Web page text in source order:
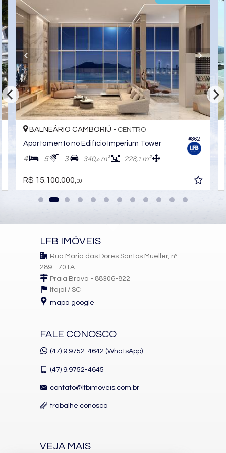
#862
BALNEÁRIO CAMBORIÚ - CENTRO
Apartamento no Edifício Imperium Tower
4 5 3 340,0m² 228, 1 m²
R$ 15.100.000,00
LFB IMÓVEIS
Rua Maria das Dores Santos Mueller, nº
289 - 701A
Praia Brava - 88306-822
Itajaí / SC
mapa google
FALE CONOSCO
(47) 9.9752-4642 (WhatsApp)
(47) 9.9752-4645
contato@lfbimoveis.com.br
trabalhe conosco
VEJA MAIS